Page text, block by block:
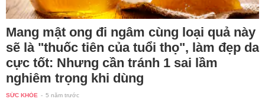
Mang mật ong đi ngâm cùng loại quả này
sẽ là "thuốc tiên của tuổi thọ", làm đẹp da
cực tốt: Nhưng cần tránh 1 sai lầm
nghiêm trọng khi dùng
SỨC KHỎE - 5 năm trước